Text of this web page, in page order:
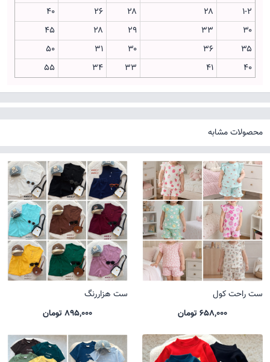
۱-۲
۲۸ ۲۸ ۲۶
۴۰
۳۰
۳۳ ۲۹ ۲۸
۴۵
۳۵
۳۶ ۳۰ ۳۱
۵۰
۴۰
۴۱ ۳۳ ۳۴ ۵۵
محصولات مشابه
ست راحت کول
658,000 تومان
ست هزاررنگ
895,000 تومان